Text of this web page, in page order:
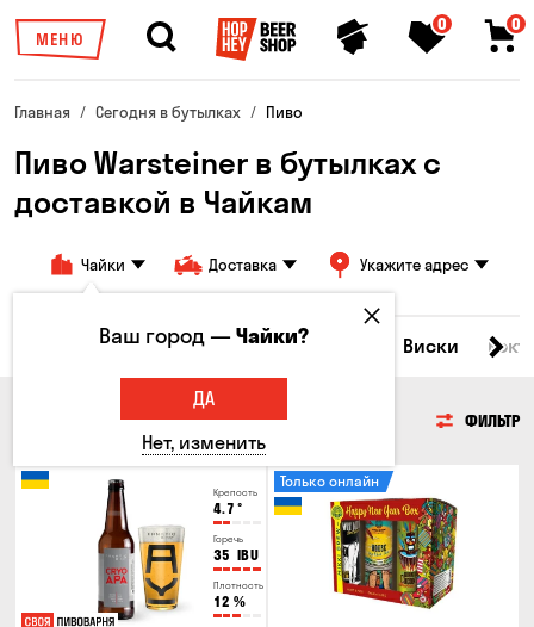
МЕНЮ
0 0
Главная Сегодня в бутылках Пиво
Пиво Warsteiner в бутылках с
доставкой в ​​Чайкам
Чайки Доставка Укажите адрес
Все товары Пиво Сидр Виски
ФИЛЬТР
Крепость
4.7 °
Горечь
35 IBU
Плотность
12 %
Только онлайн
Ваш город —Чайки?
ДА
Нет, изменить